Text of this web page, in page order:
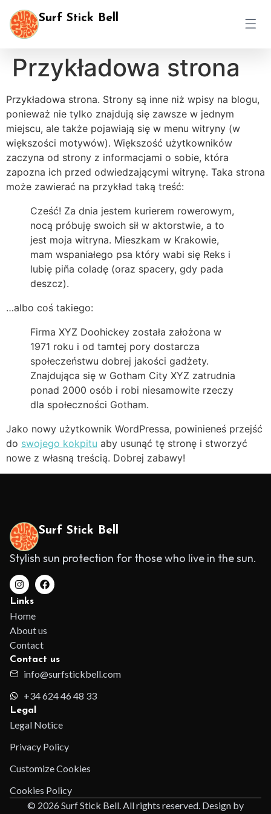
Surf Stick Bell
Przykładowa strona
Przykładowa strona. Strony są inne niż wpisy na blogu,
ponieważ nie tylko znajdują się zawsze w jednym
miejscu, ale także pojawiają się w menu witryny (w
większości motywów). Większość użytkowników
zaczyna od strony z informacjami o sobie, która
zapozna ich przed odwiedzającymi witrynę. Taka strona
może zawierać na przykład taką treść:
Cześć! Za dnia jestem kurierem rowerowym,
nocą próbuję swoich sił w aktorstwie, a to
jest moja witryna. Mieszkam w Krakowie,
mam wspaniałego psa który wabi się Reks i
lubię piña coladę (oraz spacery, gdy pada
deszcz).
…albo coś takiego:
Firma XYZ Doohickey została założona w
1971 roku i od tamtej pory dostarcza
społeczeństwu dobrej jakości gadżety.
Znajdująca się w Gotham City XYZ zatrudnia
ponad 2000 osób i robi niesamowite rzeczy
dla społeczności Gotham.
Jako nowy użytkownik WordPressa, powinieneś przejść
do swojego kokpitu aby usunąć tę stronę i stworzyć
nowe z własną treścią. Dobrej zabawy!
Surf Stick Bell
Stylish sun protection for those who live in the sun.
Links
Home
About us
Contact
Contact us
info@surfstickbell.com
+34 624 46 48 33
Legal
Legal Notice
Privacy Policy
Customize Cookies
Cookies Policy
© 2026 Surf Stick Bell. All rights reserved. Design by